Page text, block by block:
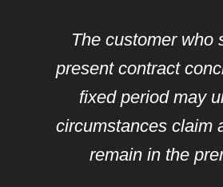
The customer who
present contract
fixed period may
circumstances claim
remain in the